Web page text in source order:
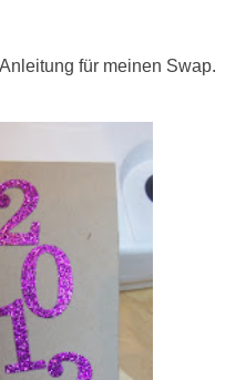
für meinen Swap.